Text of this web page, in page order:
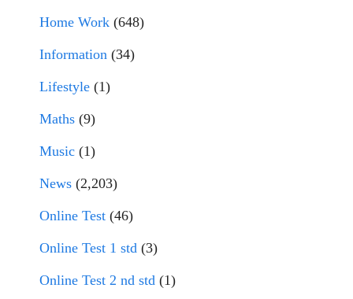
Home Work (648)
Information (34)
Lifestyle (1)
Maths (9)
Music (1)
News (2,203)
Online Test (46)
Online Test 1 std (3)
Online Test 2 nd std (1)